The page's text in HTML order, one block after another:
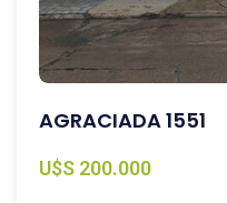
AGRACIADA 1551
U$S 200.000